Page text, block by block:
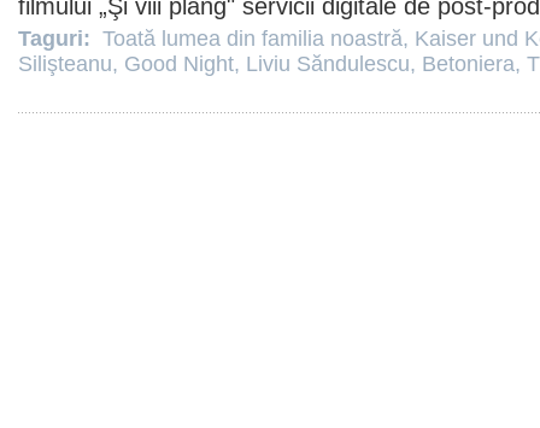
filmului „Şi viii plâng" servicii digitale de post-
Taguri: Toată lumea din familia noastră, Kaiser und
Silişteanu, Good Night, Liviu Săndulescu, Betoniera,